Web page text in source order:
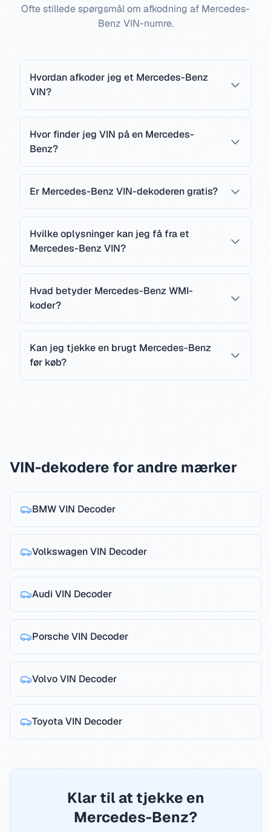
Ofte stillede spørgsmål om afkodning af Mercedes-
Benz VIN-numre.
Hvordan afkoder jeg et Mercedes-Benz
VIN?
Hvor finder jeg VIN på en Mercedes-
Benz?
Er Mercedes-Benz VIN-dekoderen gratis?
Hvilke oplysninger kan jeg få fra et
Mercedes-Benz VIN?
Hvad betyder Mercedes-Benz WMI-
koder?
Kan jeg tjekke en brugt Mercedes-Benz
før køb?
VIN-dekodere for andre mærker
BMWVIN Decoder
VolkswagenVIN Decoder
Audi VIN Decoder
PorscheVIN Decoder
VolvoVIN Decoder
ToyotaVIN Decoder
Klar til at tjekke en
Mercedes-Benz?